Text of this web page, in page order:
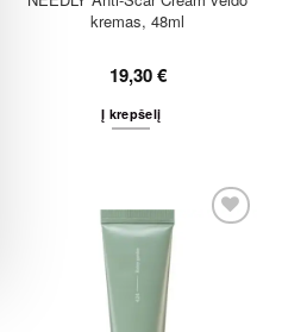
kremas, 48ml
19,30€
Į krepšelį